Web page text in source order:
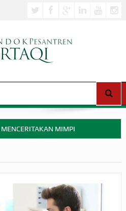
MIMPI
PEMBAYARAN ZAKAT